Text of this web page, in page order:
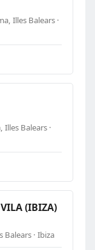
Illes Balears ·
Balears ·
(IBIZA)
· Ibiza